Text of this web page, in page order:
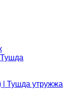
| Тушда утружжа